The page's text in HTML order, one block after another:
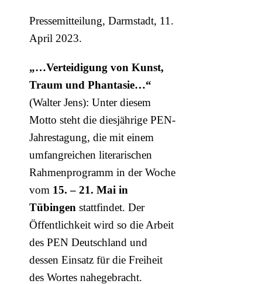
Pressemitteilung, Darmstadt, 11.
April 2023.
„…Verteidigung von Kunst,
Traum und Phantasie…“
(Walter Jens): Unter diesem
Motto steht die diesjährige PEN-
Jahrestagung, die mit einem
umfangreichen literarischen
Rahmenprogramm in der Woche
vom 15. – 21. Mai in
Tübingen stattfindet. Der
Öffentlichkeit wird so die Arbeit
des PEN Deutschland und
dessen Einsatz für die Freiheit
des Wortes nahegebracht.